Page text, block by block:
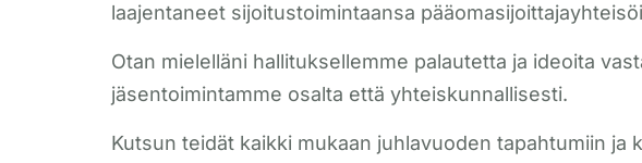
laajentaneet sijoitustoimintaansa
Otan mielelläni hallituksellemme palautetta ja ideoita
jäsentoimintamme osalta että yhteiskunnallisesti.
Kutsun teidät kaikki mukaan juhlavuoden tapahtumiin